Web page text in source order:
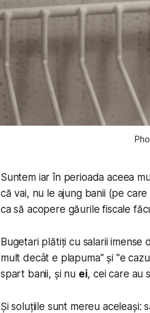
Suntem iar în perioada aceea
că vai, nu le ajung banii (pe
ca să acopere găurile fiscale
Bugetari plătiți cu salarii imense
mult decât e plapuma" și "e
spart banii, și nu ei, cei care au
Și soluțiile sunt mereu aceleași: